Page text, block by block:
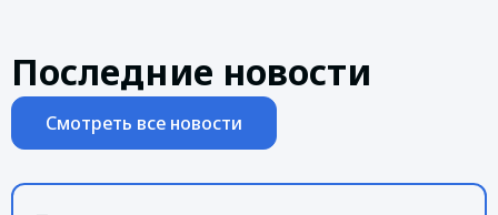
Последние новости
Смотреть все новости